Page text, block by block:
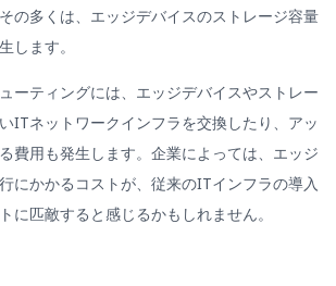
の多くは、エッジデバイスのストレージ容量
します。
ーティングには、エッジデバイスやストレー
ITネットワークインフラを交換したり、アッ
費用も発生します。企業によっては、エッジ
にかかるコストが、従来のITインフラの導入
に匹敵すると感じるかもしれません。